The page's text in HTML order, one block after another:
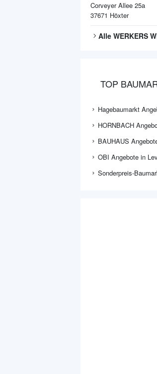
Corveyer Allee 25a
37671 Höxter
Alle WERKERS
TOP
Hagebaumarkt
HORNBACH
BAUHAUS
OBI Angebote in
Sonderpreis-